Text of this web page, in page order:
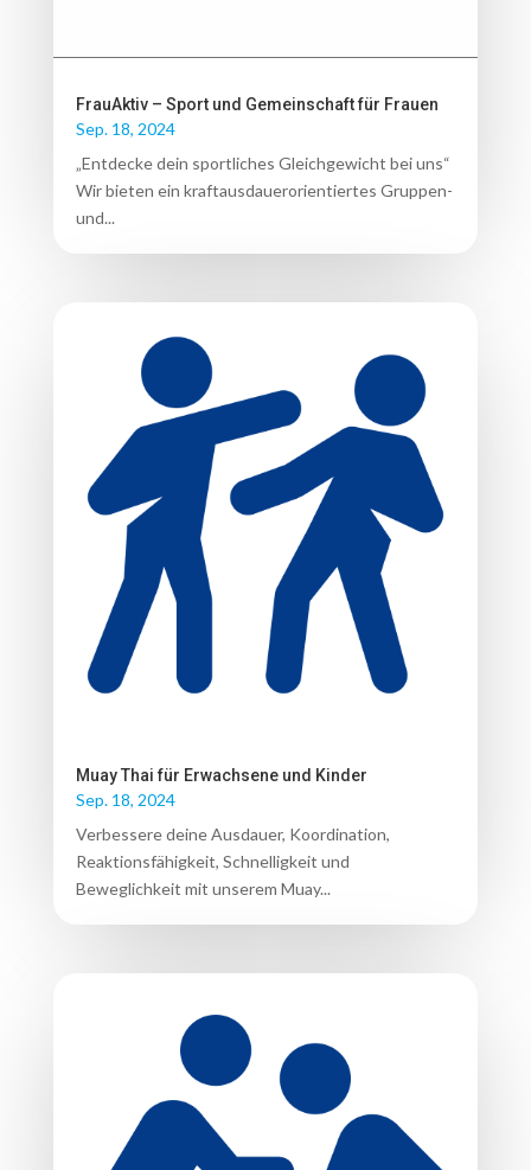
FrauAktiv – Sport und Gemeinschaft für Frauen
Sep. 18, 2024
„Entdecke dein sportliches Gleichgewicht bei uns“
Wir bieten ein kraftausdauerorientiertes Gruppen-
und...
Muay Thai für Erwachsene und Kinder
Sep. 18, 2024
Verbessere deine Ausdauer, Koordination,
Reaktionsfähigkeit, Schnelligkeit und
Beweglichkeit mit unserem Muay...